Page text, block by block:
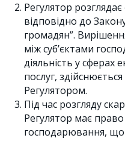
Регулятор
відповідно до
громадян”.
між суб’єктами
діяльність у сферах
послуг,
Регулятором.
Під час розгляду
Регулятор має право
господарювання, що